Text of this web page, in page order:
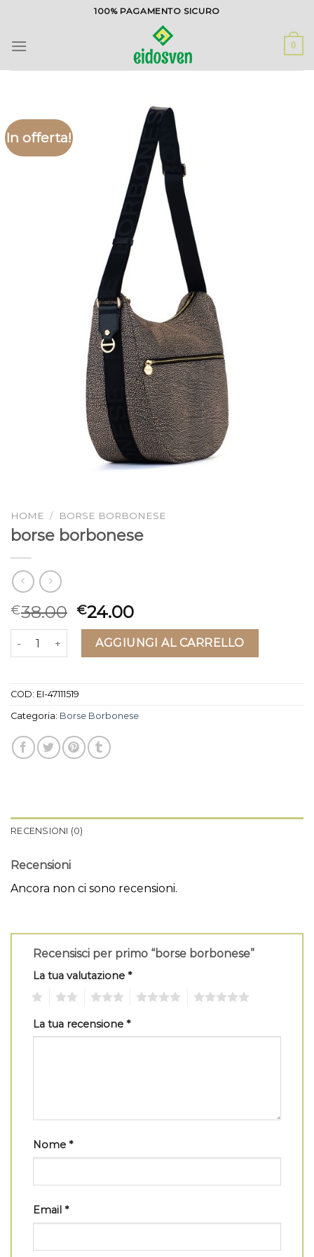
contenuti
100% PAGAMENTO SICURO
0
In offerta!
HOME / BORSE BORBONESE
borse borbonese
€38.00 €24.00
borse borbonese quantitàAGGIUNGI AL CARRELLO
COD: EI-47111519
Categoria: Borse Borbonese
RECENSIONI (0)
Recensioni
Ancora non ci sono recensioni.
Recensisci per primo “borse borbonese”
La tua valutazione *
La tua recensione *
Nome *
Email *